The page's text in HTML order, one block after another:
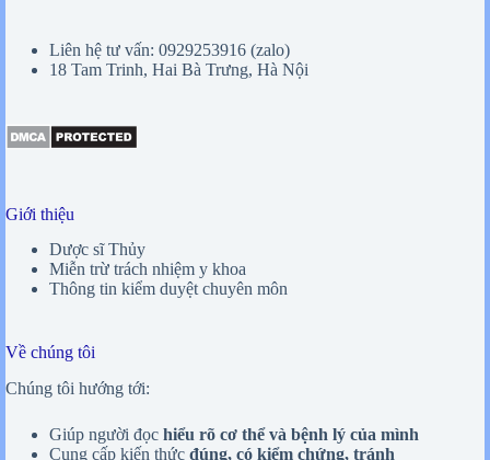
Liên hệ tư vấn: 0929253916 (zalo)
18 Tam Trinh, Hai Bà Trưng, Hà Nội
Giới thiệu
Dược sĩ Thủy
Miễn trừ trách nhiệm y khoa
Thông tin kiểm duyệt chuyên môn
Về chúng tôi
Chúng tôi hướng tới:
Giúp người đọc hiểu rõ cơ thể và bệnh lý của mình
Cung cấp kiến thức đúng, có kiểm chứng, tránh